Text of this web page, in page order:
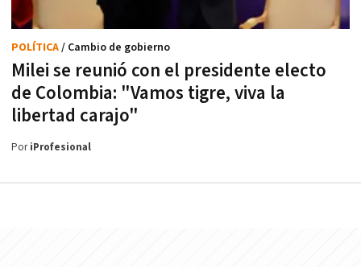
Milei se reunió con el presidente electo
de Colombia: "Vamos tigre, viva la
libertad carajo"
POLÍTICA/ Cambio de gobierno
PoriProfesional